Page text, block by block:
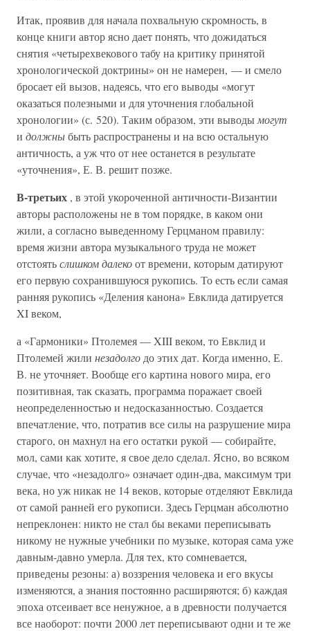
Итак, проявив для начала похвальную скромность, в
конце книги автор ясно дает понять, что дожидаться
снятия «четырехвекового табу на критику принятой
хронологической доктрины» он не намерен, — и смело
бросает ей вызов, надеясь, что его выводы «могут
оказаться полезными и для уточнения глобальной
хронологии» (с. 520). Таким образом, эти выводы могут
и должныбыть распространены и на всю остальную
античность, а уж что от нее останется в результате
«уточнения», Е. В. решит позже.
В-третьих , в этой укороченной античности-Византии
авторы расположены не в том порядке, в каком они
жили, а согласно выведенному Герцманом правилу:
время жизни автора музыкального труда не может
отстоятьслишком далекоот времени, которым датируют
его первую сохранившуюся рукопись. То есть если самая
ранняя рукопись «Деления канона» Евклида датируется
XI веком,
а «Гармоники» Птолемея — XIII веком, то Евклид и
Птолемей жили незадолго до этих дат. Когда именно, Е.
В. не уточняет. Вообще его картина нового мира, его
позитивная, так сказать, программа поражает своей
неопределенностью и недосказанностью. Создается
впечатление, что, потратив все силы на разрушение мира
старого, он махнул на его остатки рукой — собирайте,
мол, сами как хотите, я свое дело сделал. Ясно, во всяком
случае, что «незадолго» означает один-два, максимум три
века, но уж никак не 14 веков, которые отделяют Евклида
от самой ранней его рукописи. Здесь Герцман абсолютно
непреклонен: никто не стал бы веками переписывать
никому не нужные учебники по музыке, которая сама уже
давным-давно умерла. Для тех, кто сомневается,
приведены резоны: а) воззрения человека и его вкусы
изменяются, а знания постоянно расширяются; б) каждая
эпоха отсеивает все ненужное, а в древности получается
все наоборот: почти 2000 лет переписывают одни и те же